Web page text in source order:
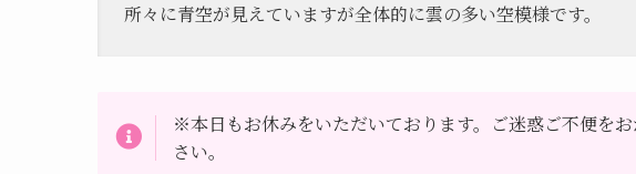
所々に青空が見えていますが全体的に雲の多い空模様です。
※本日もお休みをいただいております。ご迷惑ご不便を
さい。